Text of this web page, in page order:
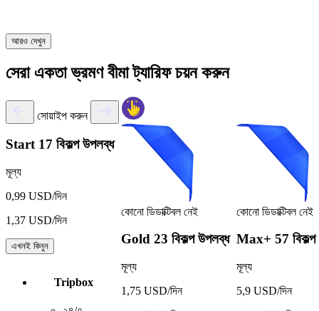
আরও দেখুন
সেরা একতা ভ্রমণ বীমা ট্যারিফ চয়ন করুন
সোয়াইপ করুন
Start 17 বিকল্প উপলব্ধ
মূল্য
0,99 USD/দিন
1,37 USD/দিন
এখনই কিনুন
Tripbox
কোনো ডিডাক্টিবল নেই
Gold 23 বিকল্প উপলব্ধ
মূল্য
1,75 USD/দিন
কোনো ডিডাক্টিবল নেই
Max+ 57
মূল্য
5,9 USD/দিন